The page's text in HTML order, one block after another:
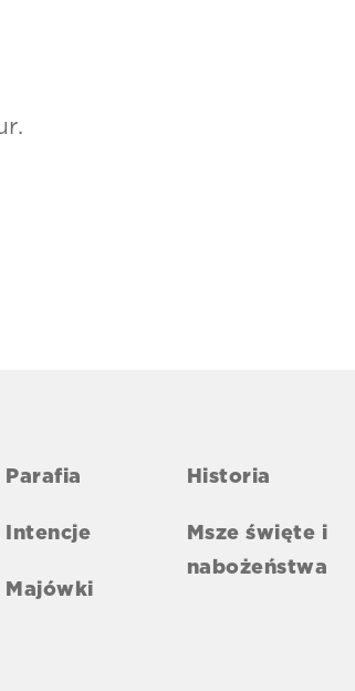
Parafia
Intencje
Majówki
Historia
Msze święte i
nabożeństwa